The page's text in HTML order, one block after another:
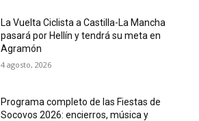
La Vuelta Ciclista a Castilla-La Mancha
pasará por Hellín y tendrá su meta en
Agramón
4 agosto, 2026
Programa completo de las Fiestas de
Socovos 2026: encierros, música y